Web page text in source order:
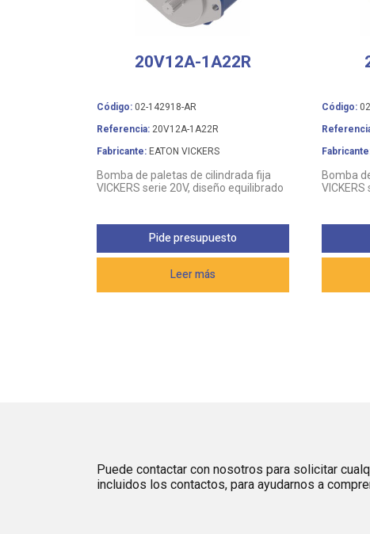
20V12A-1A22R
Código: 02-142918-AR
Referencia: 20V12A-1A22R
Fabricante: EATON VICKERS
Bomba de paletas de cilindrada fija
VICKERS serie 20V, diseño equilibrado
Leer más
Pide presupuesto
Código:
Bomba
Puede contactar con nosotros para solicitar
incluidos los contactos, para ayudarnos a